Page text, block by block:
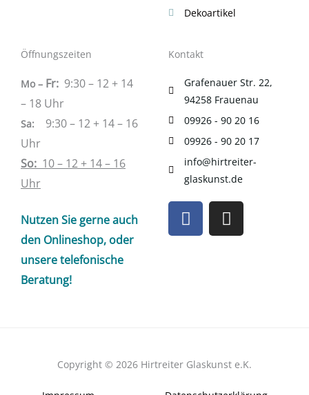
Dekoartikel
Öffnungszeiten
Mo – Fr: 9:30 – 12 + 14
– 18 Uhr
Sa: 9:30 – 12 + 14 – 16
Uhr
So: 10 – 12 + 14 – 16
Uhr
Nutzen Sie gerne auch
den Onlineshop, oder
unsere telefonische
Beratung!
Kontakt
Grafenauer Str. 22,
94258 Frauenau
09926 - 90 20 16
09926 - 90 20 17
info@hirtreiter-
glaskunst.de
F
a
c
I
n
s
Copyright © 2026 Hirtreiter Glaskunst e.K.